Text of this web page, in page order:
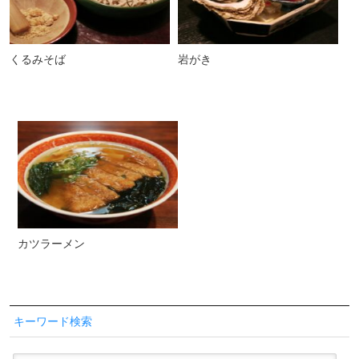
くるみそば 岩がき
カツラーメン
キーワード検索